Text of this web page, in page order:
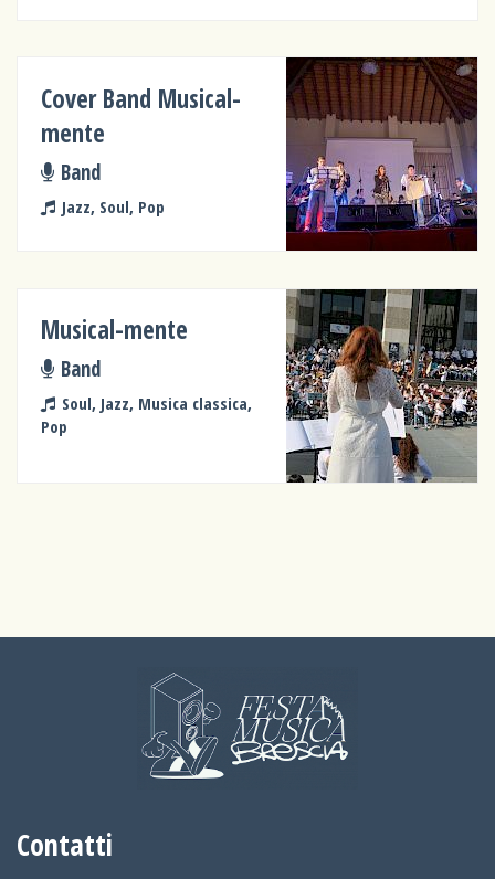
Cover Band Musical-
mente
Band
Jazz, Soul, Pop
Musical-mente
Band
Soul, Jazz, Musica classica,
Pop
Contatti